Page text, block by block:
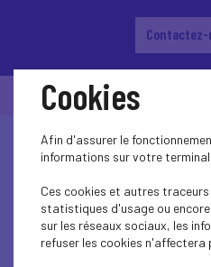
Contactez-
© Medef Touraine 2026
Cookies
Afin d'assurer le
informations sur votre
Ces cookies et autres
statistiques d'usage ou
sur les réseaux sociaux, les
refuser les cookies